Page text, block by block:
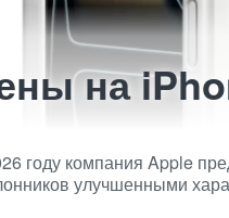
на
году компания Apple
улучшенными